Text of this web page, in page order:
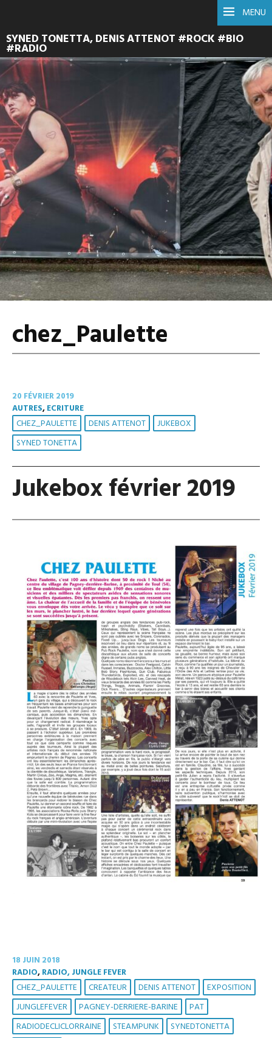
MENU
SYNED TONETTA, DENIS ATTENOT #ROCK #BIO
#RADIO
chez_Paulette
20 FÉVRIER 2019
AUTRES,ECRITURE
CHEZ_PAULETTE DENIS ATTENOT
JUKEBOX
SYNED TONETTA
Jukebox février 2019
18 JUIN 2018
RADIO,RADIO, JUNGLE FEVER
CHEZ_PAULETTE CREATEUR DENIS ATTENOT
EXPOSITION
JUNGLEFEVER
PAGNEY-DERRIERE-BARINE
PAT
RADIODECLICLORRAINE
STEAMPUNK
SYNEDTONETTA